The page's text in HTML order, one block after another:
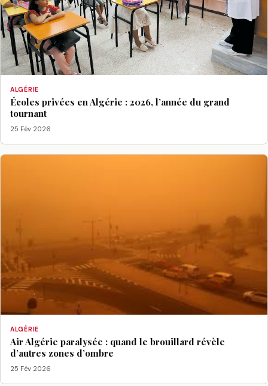
ALGÉRIE
Écoles privées en Algérie : 2026, l’année du grand
tournant
25 Fév 2026
ALGÉRIE
Air Algérie paralysée : quand le brouillard révèle
d’autres zones d’ombre
25 Fév 2026